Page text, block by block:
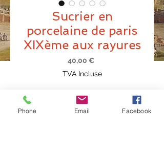
Sucrier en
porcelaine de paris
XIXème aux rayures
40,00 €Prix
TVA Incluse
Ajouter au panier
Phone Email Facebook